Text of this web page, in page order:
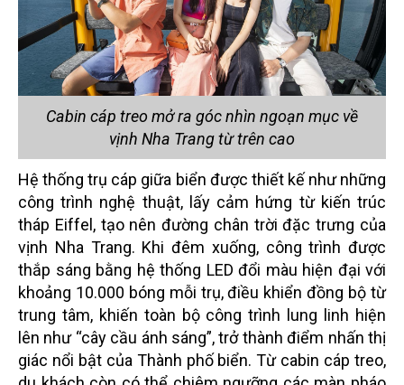
Cabin cáp treo mở ra góc nhìn ngoạn mục về
vịnh Nha Trang từ trên cao
Hệ thống trụ cáp giữa biển được thiết kế như những
công trình nghệ thuật, lấy cảm hứng từ kiến trúc
tháp Eiffel, tạo nên đường chân trời đặc trưng của
vịnh Nha Trang. Khi đêm xuống, công trình được
thắp sáng bằng hệ thống LED đổi màu hiện đại với
khoảng 10.000 bóng mỗi trụ, điều khiển đồng bộ từ
trung tâm, khiến toàn bộ công trình lung linh hiện
lên như “cây cầu ánh sáng”, trở thành điểm nhấn thị
giác nổi bật của Thành phố biển. Từ cabin cáp treo,